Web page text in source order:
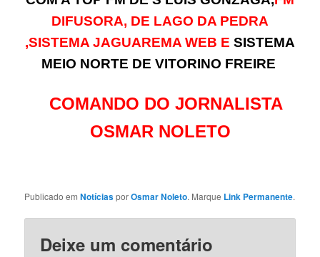
DIFUSORA, DE LAGO DA PEDRA
,SISTEMA JAGUAREMA WEB E SISTEMA
MEIO NORTE DE VITORINO FREIRE
COMANDO DO JORNALISTA
OSMAR NOLETO
Publicado emNotíciasporOsmar Noleto. Marque Link Permanente.
Deixe um comentário